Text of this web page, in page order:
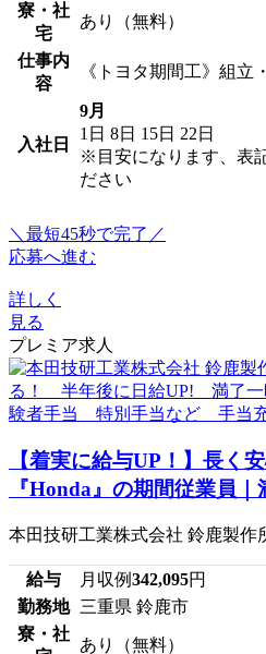
寮・社
宅
あり（無料）
仕事内
容
《トヨタ期間工》組立
入社日
9月
1日 8日 15日 22日
※目安になります、表
ださい
＼最短45秒で完了／
応募へ進む
詳しく
見る
プレミア求人
【着実に給与UP！】長く
『Honda』の期間従業員｜
本田技研工業株式会社 鈴鹿製
給与 月収例342,095円
勤務地 三重県 鈴鹿市
寮・社
あり（無料）